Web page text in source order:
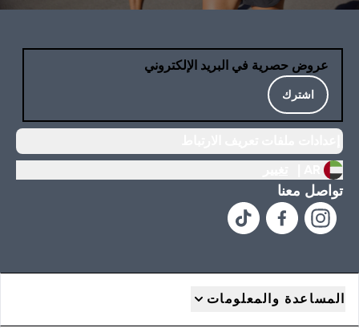
عروض حصرية في البريد الإلكتروني
اشترك
تواصل معنا
المساعدة والمعلومات